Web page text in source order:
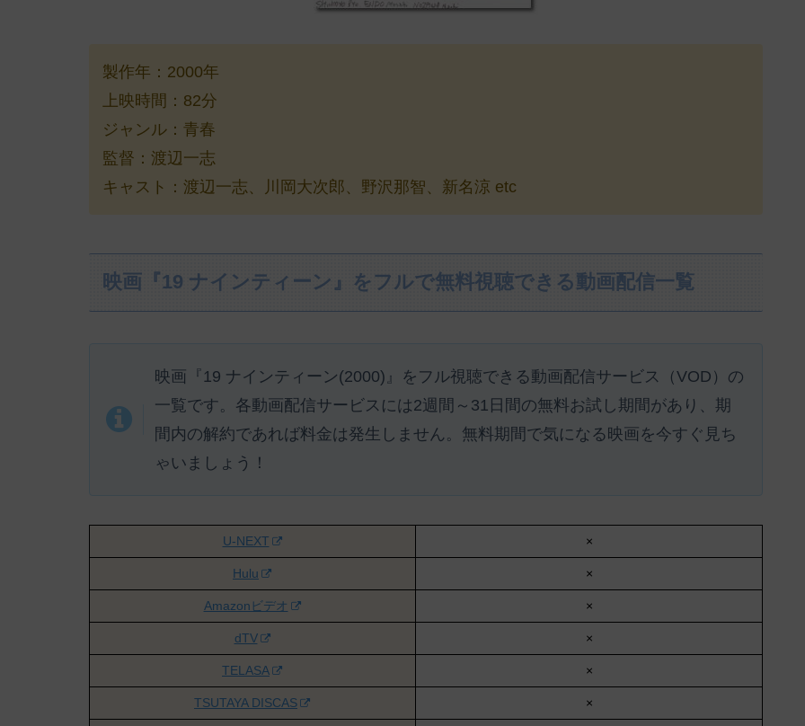
製作年：2000年
上映時間：82分
ジャンル：青春
監督：渡辺一志
キャスト：渡辺一志、川岡大次郎、野沢那智、新名涼 etc
映画『19 ナインティーン』をフルで無料視聴できる動画配信一覧
映画『19 ナインティーン(2000)』をフル視聴できる動画配信サービス（VOD）の
一覧です。各動画配信サービスには2週間～31日間の無料お試し期間があり、期
間内の解約であれば料金は発生しません。 無料期間で気になる映画を今すぐ見ち
ゃいましょう！
U-NEXT ×
Hulu ×
Amazonビデオ ×
dTV ×
TELASA ×
TSUTAYA DISCAS ×